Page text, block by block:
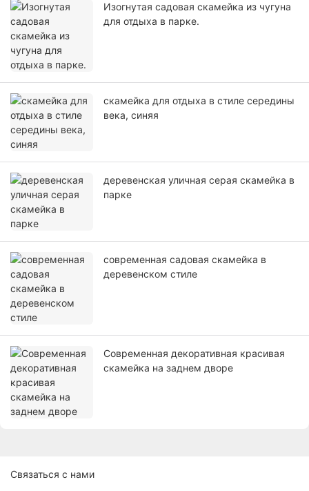
Изогнутая садовая скамейка из чугуна
для отдыха в парке.
скамейка для отдыха в стиле середины
века, синяя
деревенская уличная серая скамейка в
парке
современная садовая скамейка в
деревенском стиле
Современная декоративная красивая
скамейка на заднем дворе
Связаться с нами